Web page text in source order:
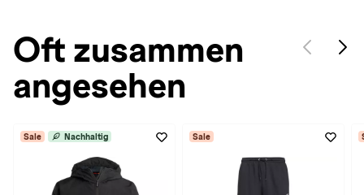
Oft zusammen
angesehen
Sale Nachhaltig Sale